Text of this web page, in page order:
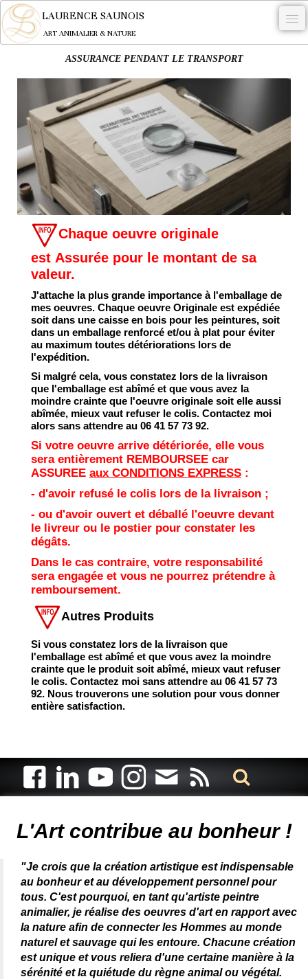
LAURENCE SAUNOIS
ART ANIMALIER & NATURE
NYMPHEUS LUMINANSIS.
OEUVRES
BECASSE
COMMANDE
L'ARTISTE.
NEWS
CONTACT
0
ASSURANCE PENDANT LE TRANSPORT
Chaque oeuvre originale
est Assurée pour le montant de sa
valeur.
J'attache la plus grande importance à l'emballage de
mes oeuvres. Chaque oeuvre Originale est expédiée
soit dans une caisse en bois pour les peintures, soit
dans un emballage renforcé et/ou à plat pour éviter
au maximum toutes détériorations lors de
l'expédition.
Si malgré cela, vous constatez lors de la livraison
que l'emballage est abîmé et que vous avez la
moindre crainte que l'oeuvre originale soit elle aussi
abîmée, mieux vaut refuser le colis. Contactez moi
alors sans attendre au 06 41 57 73 92.
Si votre oeuvre arrive détériorée, elle vous
sera entièrement REMBOURSEE car
ASSUREE aux CONDITIONS EXPRESS :
- d'avoir refusé le colis lors de la livraison ;
- ou d'avoir ouvert et déballé l'oeuvre devant
le livreur ou le postier pour constater les
dégâts.
Dans le cas contraire, votre responsabilité
sera engagée et vous ne pourrez prétendre à
remboursement.
Autres Produits
Si vous constatez lors de la livraison que
l'emballage est abîmé et que vous avez la moindre
crainte que le produit soit abîmé, mieux vaut refuser
le colis. Contactez moi sans attendre au 06 41 57 73
92. Nous trouverons une solution pour vous donner
entière satisfaction.
L'Art contribue au bonheur !
"Je crois que la création artistique est indispensable
au bonheur et au développement personnel pour
tous. C'est pourquoi, en tant qu'artiste peintre
animalier, je réalise des oeuvres d'art en rapport avec
la nature afin de connecter les Hommes au monde
naturel et sauvage qui les entoure. Chacune création
est unique et vous reliera d'une certaine manière à la
sérénité et la quiétude du règne animal ou végétal.